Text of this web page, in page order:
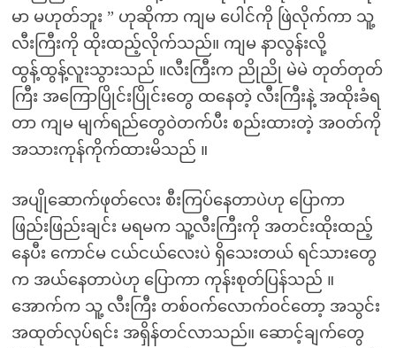
မာ မဟုတ်ဘူး ” ဟုဆိုကာ ကျမ ပေါင်ကို ဖြဲလိုက်ကာ သူ့
လီးကြီးကို ထိုးထည့်လိုက်သည်။ ကျမ နာလွန်းလို့
ထွန့်ထွန့်လူးသွားသည် ။လီးကြီးက ညိုညို မဲမဲ တုတ်တုတ်
ကြီး အကြောပြိုင်းပြိုင်းတွေ ထနေတဲ့ လီးကြီးနဲ့ အထိုးခံရ
တာ ကျမ မျက်ရည်တွေဝဲတက်ပီး စည်းထားတဲ့ အဝတ်ကို
အသားကုန်ကိုက်ထားမိသည် ။
အပျိုဆောက်ဖုတ်လေး စီးကြပ်‌နေတာပဲဟု ပြောကာ
ဖြည်းဖြည်းချင်း မရမက သူ့လီးကြီးကို အတင်းထိုးထည့်
နေပီး ကောင်မ ငယ်ငယ်လေးပဲ ရှိသေးတယ် ရင်သားတွေ
က အယ်နေတာပဲဟု ပြောကာ ကုန်းစုတ်ပြန်သည် ။
အောက်က သူ့ လီးကြီး တစ်ဝက်လောက်ဝင်တော့ ‌အသွင်း
အထုတ်လုပ်ရင်း အရှိန်တင်လာသည်။ ဆောင့်ချက်တွေ